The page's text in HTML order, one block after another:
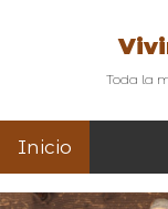
Toda la
Inicio